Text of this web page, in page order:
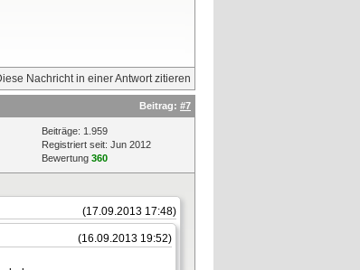
Beitrag: #7
Beiträge: 1.959
Registriert seit: Jun 2012
Bewertung 360
(17.09.2013 17:48)
(16.09.2013 19:52)